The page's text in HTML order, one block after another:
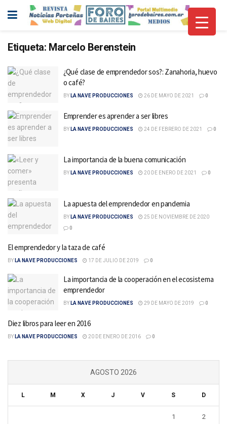
Etiqueta: Marcelo Berenstein
¿Qué clase de emprendedor sos?: Zanahoria, huevo
o café?
BY LA NAVE PRODUCCIONES 26 DE MAYO DE 2021 0
Emprender es aprender a ser libres
BY LA NAVE PRODUCCIONES 24 DE FEBRERO DE 2021 0
La importancia de la buena comunicación
BY LA NAVE PRODUCCIONES 20 DE ENERO DE 2021 0
La apuesta del emprendedor en pandemia
BY LA NAVE PRODUCCIONES
25 DE NOVIEMBRE DE 2020
0
El emprendedor y la taza de café
BY LA NAVE PRODUCCIONES 17 DE JULIO DE 2019 0
La importancia de la cooperación en el ecosistema
emprendedor
BY LA NAVE PRODUCCIONES 29 DE MAYO DE 2019 0
Diez libros para leer en 2016
BY LA NAVE PRODUCCIONES 20 DE ENERO DE 2016 0
AGOSTO 2026
L M X J V S D
1 2